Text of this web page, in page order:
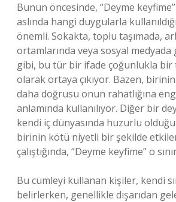
Bunun öncesinde, “Deyme
aslında hangi duygularla
önemli. Sokakta, toplu taşımada,
ortamlarında veya sosyal
gibi, bu tür bir ifade çoğunlukla bir
olarak ortaya çıkıyor. Bazen,
daha doğrusu onun rahatlığına
anlamında kullanılıyor. Diğer bir
kendi iç dünyasında huzurlu
birinin kötü niyetli bir şekilde
çalıştığında, “Deyme keyfime” o
Bu cümleyi kullanan kişiler, kendi
belirlerken, genellikle dışarıdan